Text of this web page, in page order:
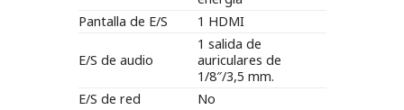
Pantalla de E/S
1 HDMI
E/S de audio
1 salida de
auriculares de
1/8″/3,5 mm.
E/S de red
No